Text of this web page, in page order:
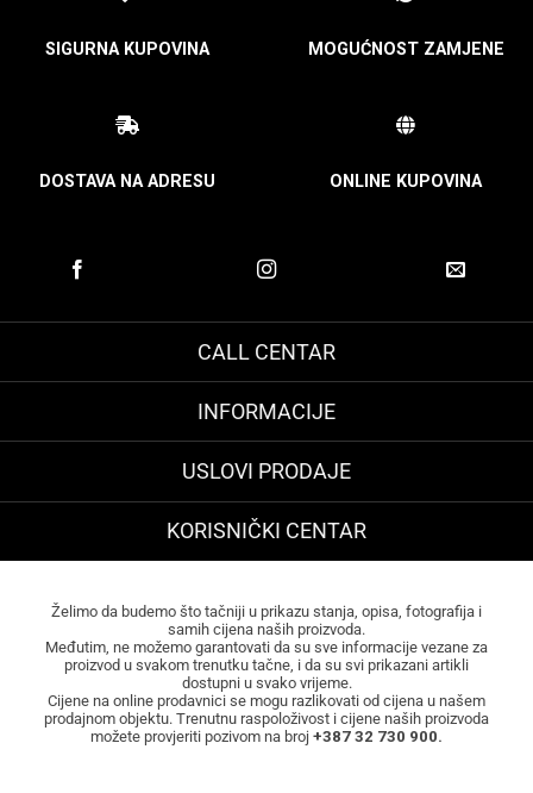
SIGURNA KUPOVINA MOGUĆNOST ZAMJENE
DOSTAVA NA ADRESU ONLINE KUPOVINA
CALL CENTAR
INFORMACIJE
USLOVI PRODAJE
KORISNIČKI CENTAR
Želimo da budemo što tačniji u prikazu stanja, opisa, fotografija i
samih cijena naših proizvoda.
Međutim, ne možemo garantovati da su sve informacije vezane za
proizvod u svakom trenutku tačne, i da su svi prikazani artikli
dostupni u svako vrijeme.
Cijene na online prodavnici se mogu razlikovati od cijena u našem
prodajnom objektu. Trenutnu raspoloživost i cijene naših proizvoda
možete provjeriti pozivom na broj +387 32 730 900.